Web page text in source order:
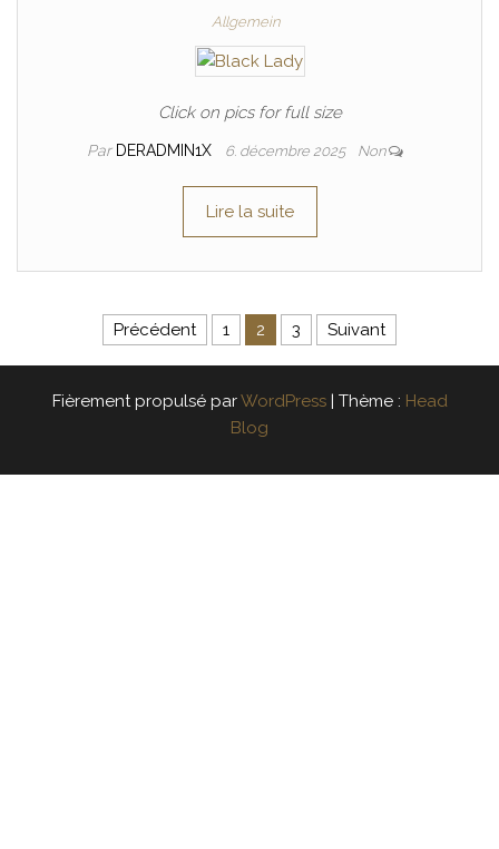
Allgemein
Click on pics for full size
Par DERADMIN1X 6. décembre 2025 Non
Lire la suite
Navigation des articles
Précédent 1 2 3 Suivant
Fièrement propulsé parWordPress | Thème : Head
Blog